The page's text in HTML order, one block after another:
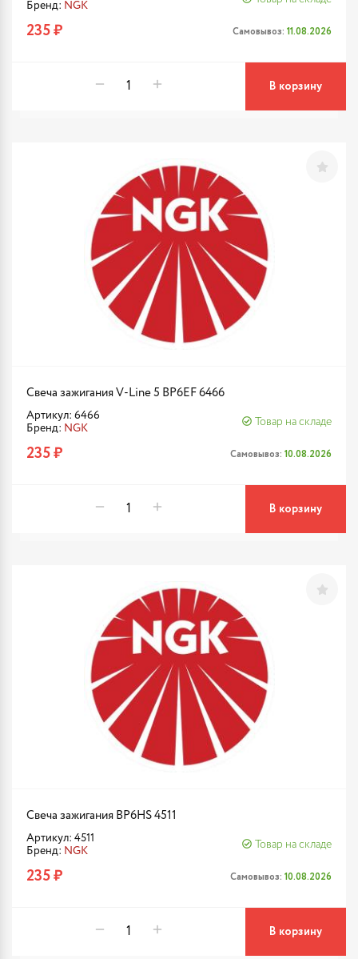
Бренд: NGK
235 ₽ Самовывоз: 11.08.2026
В корзину
Свеча зажигания V-Line 5 BP6EF 6466
Артикул: 6466
Бренд: NGK
Товар на складе
235 ₽ Самовывоз: 10.08.2026
В корзину
Свеча зажигания BP6HS 4511
Артикул: 4511
Бренд: NGK
Товар на складе
235 ₽ Самовывоз: 10.08.2026
В корзину